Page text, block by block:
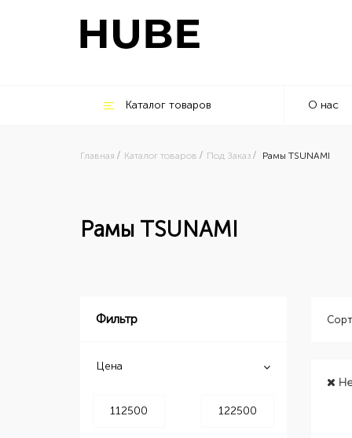
Каталог товаров О нас
Главная Каталог товаров Под Заказ Рамы TSUNAMI
Рамы TSUNAMI
Фильтр
Цена